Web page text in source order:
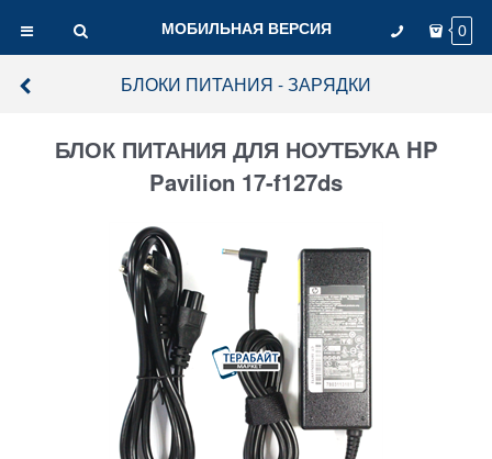
МОБИЛЬНАЯ ВЕРСИЯ 0
БЛОКИ ПИТАНИЯ - ЗАРЯДКИ
БЛОК ПИТАНИЯ ДЛЯ НОУТБУКА HP
Pavilion 17-f127ds